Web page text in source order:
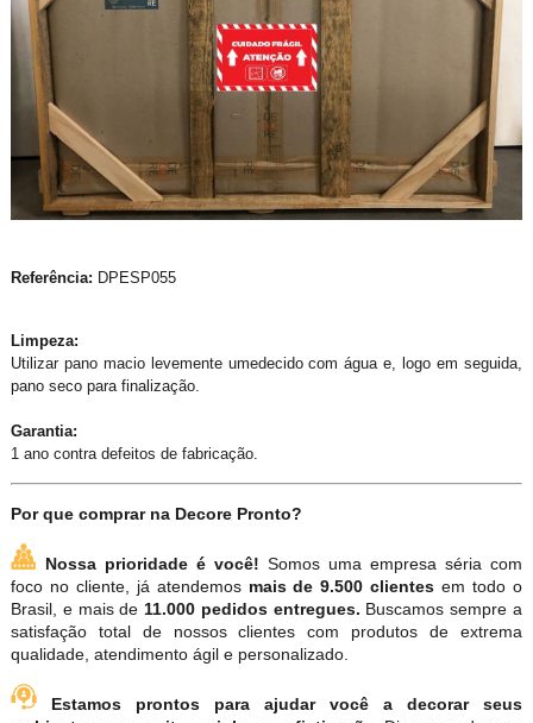
Referência: DPESP055
Limpeza:
Utilizar pano macio levemente umedecido com água e, logo em seguida,
pano seco para finalização.
Garantia:
1 ano contra defeitos de fabricação.
Por que comprar na Decore Pronto?
Nossa prioridade é você! Somos uma empresa séria com
foco no cliente, já atendemos mais de 9.500 clientes em todo o
Brasil, e mais de 11.000 pedidos entregues. Buscamos sempre a
satisfação total de nossos clientes com produtos de extrema
qualidade, atendimento ágil e personalizado.
Estamos prontos para ajudar você a decorar seus